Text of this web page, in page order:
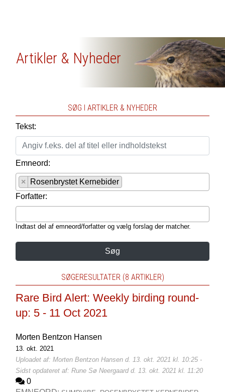
Artikler & Nyheder
SØG I ARTIKLER & NYHEDER
Tekst:
Emneord:
×
Rosenbrystet Kernebider
Forfatter:
Indtast del af emneord/forfatter og vælg forslag der matcher.
Søg
SØGERESULTATER (8 ARTIKLER)
Rare Bird Alert: Weekly birding round-
up: 5 - 11 Oct 2021
Morten Bentzon Hansen
13. okt. 2021
Uploadet af: Morten Bentzon Hansen d. 13. okt. 2021 kl. 10:25 -
Sidst opdateret af: Rune Sø Neergaard d. 13. okt. 2021 kl. 11:20
0